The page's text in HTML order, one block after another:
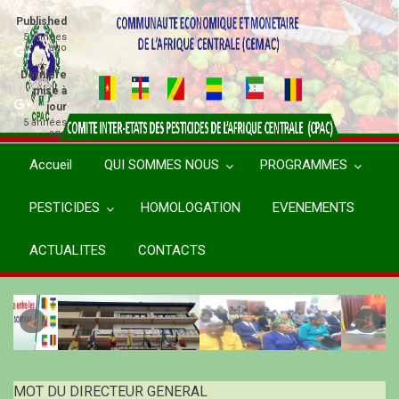
Aller
contenu
principal
Accueil QUI SOMMES NOUS PROGRAMMES
PESTICIDES HOMOLOGATION EVENEMENTS
ACTUALITES CONTACTS
MOT DU DIRECTEUR GENERAL
Published
5 années
ago
Dernière
mise à
jour
5 années
ago